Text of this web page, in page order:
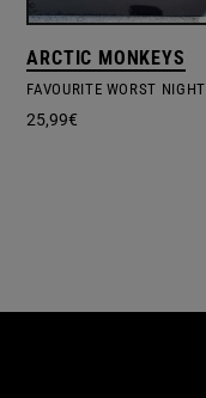
ARCTIC MONKEYS
FAVOURITE WORST
25,99€